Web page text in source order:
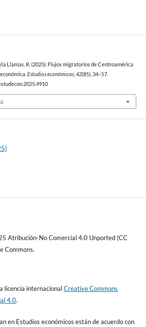
Llamas, R. (2025). Flujos migratorios de Centroamérica
Estudios económicos, 42(85), 34–57.
Atribución-No Comercial 4.0 Unported (CC
Commons.
licencia internacionalCreative Commons
4.0.
en Estudios económicos están de acuerdo con